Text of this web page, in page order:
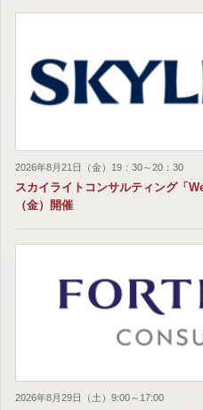
2026年8月21日（金）19：30～20：30
スカイライトコンサルティング「
（金）開催
2026年8月29日（土）9:00～17:00